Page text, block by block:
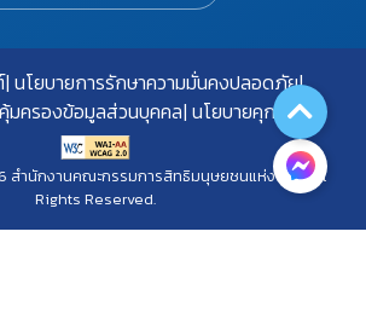
นโยบายการรักษาความมั่นคงปลอดภัย
มครองข้อมูลส่วนบุคคล นโยบายคุกกี้
สำนักงานคณะกรรมการสิทธิมนุษยชนแห่งชาติ. All
Rights Reserved.